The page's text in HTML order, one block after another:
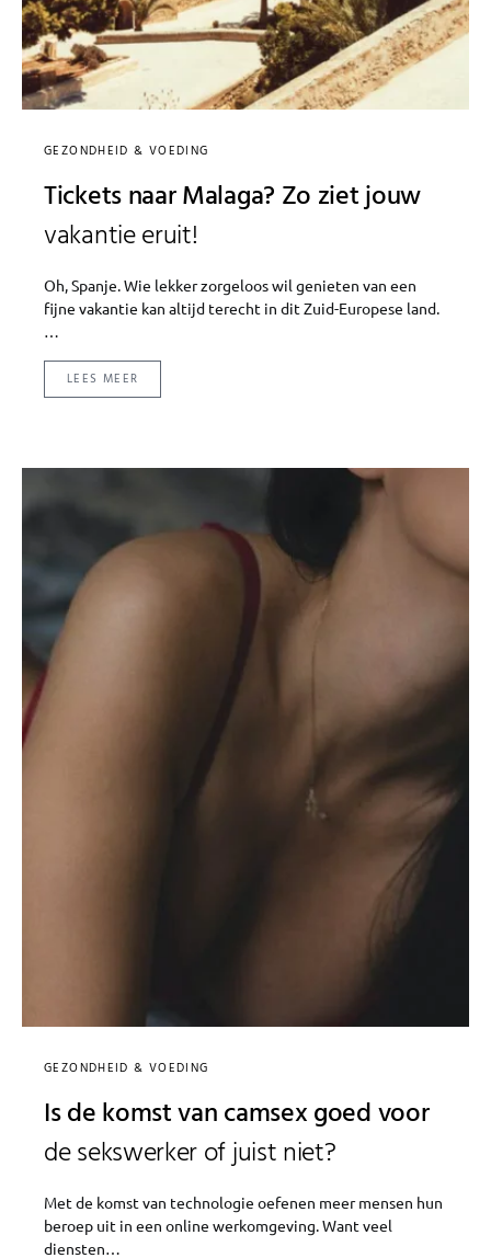
GEZONDHEID & VOEDING
Tickets naar Malaga? Zo ziet jouw
vakantie eruit!
Oh, Spanje. Wie lekker zorgeloos wil genieten van een
fijne vakantie kan altijd terecht in dit Zuid-Europese land.
…
LEES MEER
GEZONDHEID & VOEDING
Is de komst van camsex goed voor
de sekswerker of juist niet?
Met de komst van technologie oefenen meer mensen hun
beroep uit in een online werkomgeving. Want veel
diensten…